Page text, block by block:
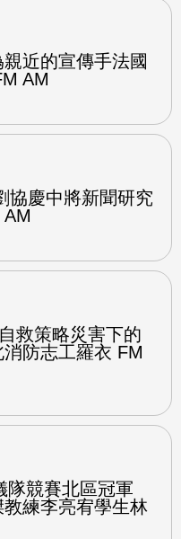
近的宣傳手法國
AM
協慶中將新聞研究
救策略災害下的
防志工羅衣 FM
隊競賽北區冠軍
練李亮宥學生林